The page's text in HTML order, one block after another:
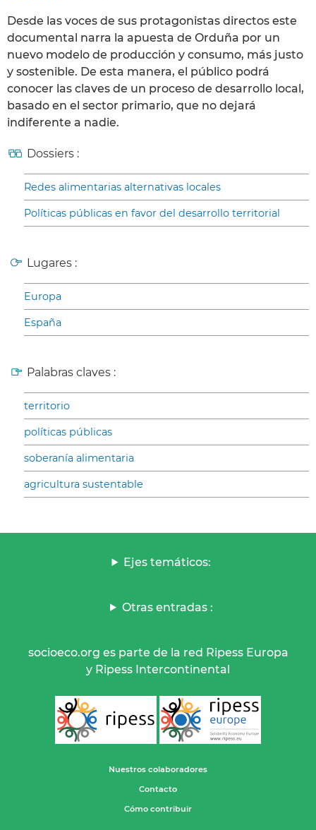
Desde las voces de sus protagonistas directos este
documental narra la apuesta de Orduña por un
nuevo modelo de producción y consumo, más justo
y sostenible. De esta manera, el público podrá
conocer las claves de un proceso de desarrollo local,
basado en el sector primario, que no dejará
indiferente a nadie.
Dossiers :
Redes alimentarias alternativas locales
Políticas públicas en favor del desarrollo territorial
Lugares :
Europa
España
Palabras claves :
territorio
políticas públicas
soberanía alimentaria
agricultura sustentable
Ejes temáticos:
Otras entradas :
socioeco.org es parte de la red Ripess Europa
y Ripess Intercontinental
Nuestros colaboradores
Contacto
Cómo contribuir